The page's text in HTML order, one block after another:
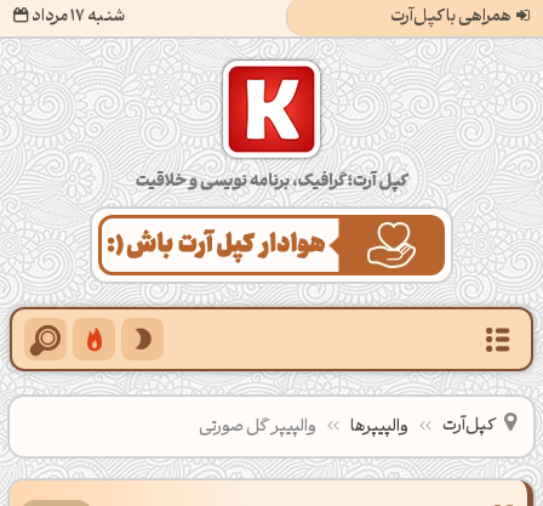
همراهی با کپل‌آرت شنبه 17 مرداد
کپل‌آرت؛ گرافیک، برنامه‌نویسی و خلاقیت
کپل‌آرت والپیپرها والپیپر گل صورتی